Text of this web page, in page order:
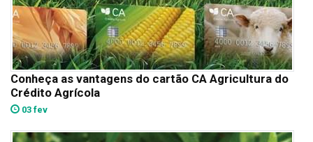
Conheça as vantagens do cartão CA Agricultura do
Crédito Agrícola
03 fev